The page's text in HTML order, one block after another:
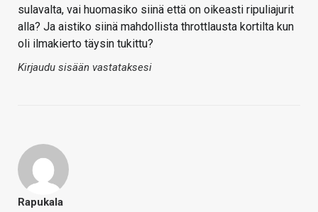
sulavalta, vai huomasiko siinä että on oikeasti ripuliajurit
alla? Ja aistiko siinä mahdollista throttlausta kortilta kun
oli ilmakierto täysin tukittu?
Kirjaudu sisään vastataksesi
Rapukala